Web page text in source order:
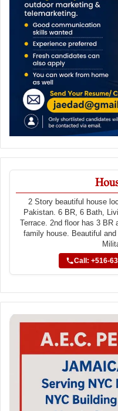
2 Story beautiful house
Pakistan. 6 BR, 6 Bath,
Terrace. 2nd floor has 3 BR
family house. Beautiful
Call: +516-